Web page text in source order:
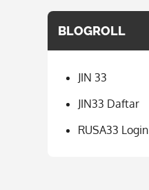
BLOGROLL
JIN 33
JIN33 Daftar
RUSA33 Login